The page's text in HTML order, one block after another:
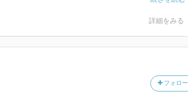
詳細をみる
フォロー